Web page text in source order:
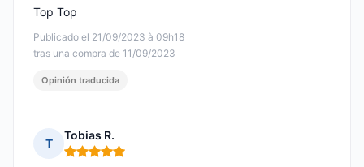
Publicado el 21/09/2023 à 09h18
tras una compra de 11/09/2023
Top Top
Opinión traducida
T
Tobias R.
Nota: 5 de 5